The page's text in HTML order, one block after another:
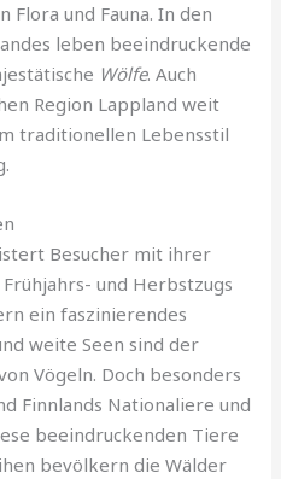
Flora und Fauna. In den
leben beeindruckende
Wölfe. Auch
Region Lappland weit
traditionellen Lebensstil
Besucher mit ihrer
und Herbstzugs
ein faszinierendes
weite Seen sind der
Vögeln. Doch besonders
Finnlands Nationaliere und
beeindruckenden Tiere
bevölkern die Wälder